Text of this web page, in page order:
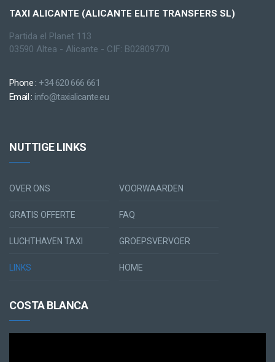
TAXI ALICANTE (ALICANTE ELITE TRANSFERS SL)
Partida el Planet 113
03590 Altea - Alicante - CIF: B02809770
Phone : +34 620 666 661
Email : info@taxialicante.eu
NUTTIGE LINKS
OVER ONS VOORWAARDEN
GRATIS OFFERTE FAQ
LUCHTHAVEN TAXI GROEPSVERVOER
LINKS HOME
COSTA BLANCA